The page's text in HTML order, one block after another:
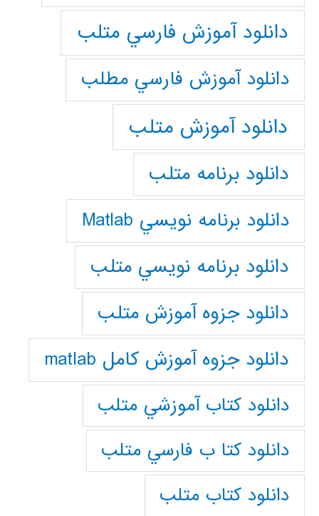
دانلود آموزش فارسي متلب
دانلود آموزش فارسي مطلب
دانلود آموزش متلب
دانلود برنامه متلب
دانلود برنامه نويسي Matlab
دانلود برنامه نويسي متلب
دانلود جزوه آموزش متلب
دانلود جزوه آموزش کامل matlab
دانلود كتاب آموزشي متلب
دانلود كتا ب فارسي متلب
دانلود كتاب متلب